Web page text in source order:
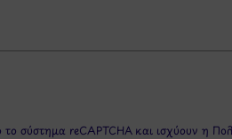
σύστημα reCAPTCHA και ισχύουν η